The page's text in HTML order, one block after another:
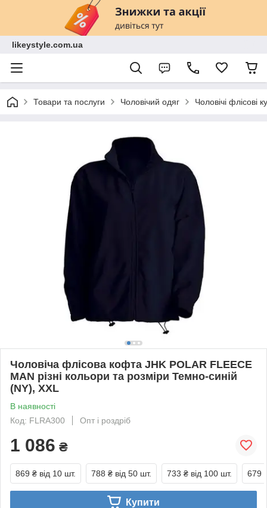
likeystyle.com.ua
Товари та послуги Чоловічий одяг Чоловічі флісові
Чоловіча флісова кофта JHK POLAR FLEECE
MAN різні кольори та розміри Темно-синій
(NY), XXL
В наявності
Код: FLRA300
Опт і роздріб
1 086 ₴
869 ₴ від 10 шт. 788 ₴ від 50 шт. 733 ₴ від 100 шт. 679
Купити